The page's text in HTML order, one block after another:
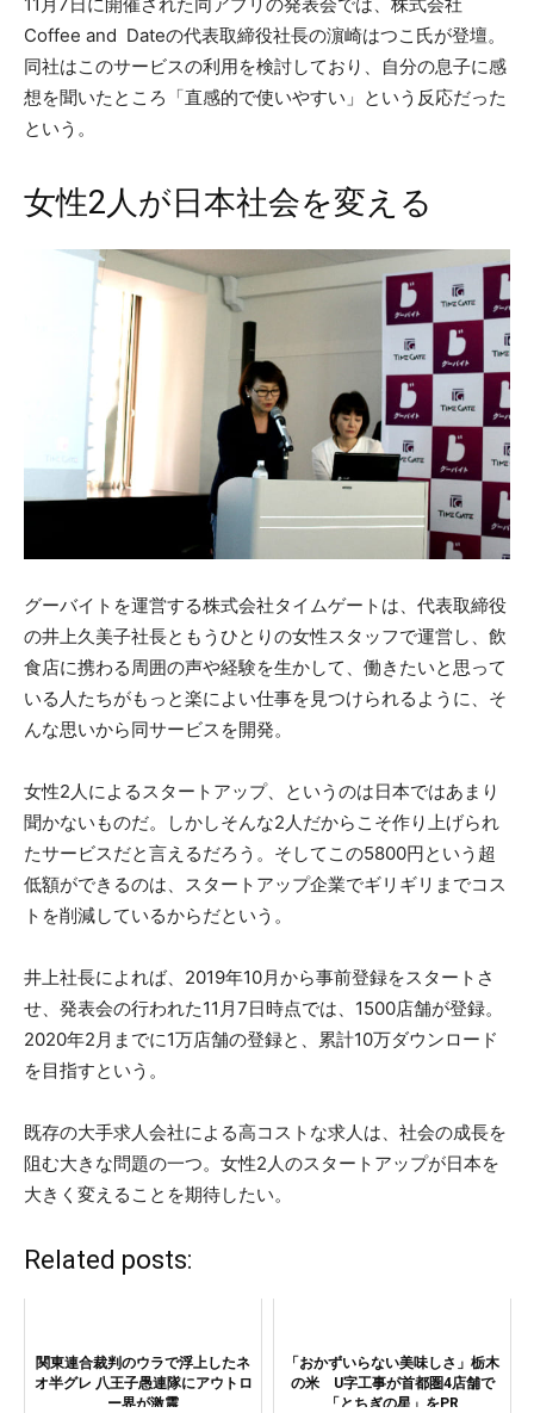
Coffee and Dateの代表取締役社長の濵崎はつこ氏が登壇。
同社はこのサービスの利用を検討しており、自分の息子に感
想を聞いたところ「直感的で使いやすい」という反応だった
という。
女性2人が日本社会を変える
グーバイトを運営する株式会社タイムゲートは、代表取締役
の井上久美子社長ともうひとりの女性スタッフで運営し、飲
食店に携わる周囲の声や経験を生かして、働きたいと思って
いる人たちがもっと楽によい仕事を見つけられるように、そ
んな思いから同サービスを開発。
女性2人によるスタートアップ、というのは日本ではあまり
聞かないものだ。しかしそんな2人だからこそ作り上げられ
たサービスだと言えるだろう。そしてこの5800円という超
低額ができるのは、スタートアップ企業でギリギリまでコス
トを削減しているからだという。
井上社長によれば、2019年10月から事前登録をスタートさ
せ、発表会の行われた11月7日時点では、1500店舗が登録。
2020年2月までに1万店舗の登録と、累計10万ダウンロード
を目指すという。
既存の大手求人会社による高コストな求人は、社会の成長を
阻む大きな問題の一つ。女性2人のスタートアップが日本を
大きく変えることを期待したい。
Related posts:
関東連合裁判のウラで浮上したネ
オ半グレ 八王子愚連隊にアウトロ
ー界が激震
「おかずいらない美味しさ」栃木
の米 U字工事が首都圏4店舗で
「とちぎの星」をPR